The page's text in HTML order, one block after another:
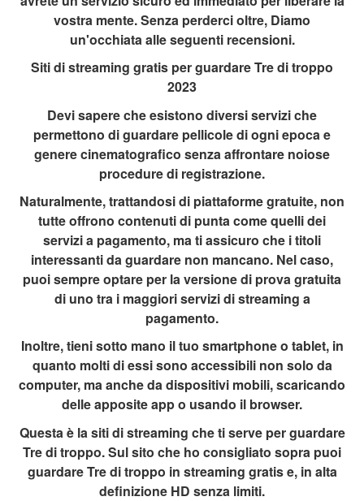
vostra mente. Senza perderci oltre, Diamo
un'occhiata alle seguenti recensioni.
Siti di streaming gratis per guardare Tre di troppo
2023
Devi sapere che esistono diversi servizi che
permettono di guardare pellicole di ogni epoca e
genere cinematografico senza affrontare noiose
procedure di registrazione.
Naturalmente, trattandosi di piattaforme gratuite, non
tutte offrono contenuti di punta come quelli dei
servizi a pagamento, ma ti assicuro che i titoli
interessanti da guardare non mancano. Nel caso,
puoi sempre optare per la versione di prova gratuita
di uno tra i maggiori servizi di streaming a
pagamento.
Inoltre, tieni sotto mano il tuo smartphone o tablet, in
quanto molti di essi sono accessibili non solo da
computer, ma anche da dispositivi mobili, scaricando
delle apposite app o usando il browser.
Questa è la siti di streaming che ti serve per guardare
Tre di troppo. Sul sito che ho consigliato sopra puoi
guardare Tre di troppo in streaming gratis e, in alta
definizione HD senza limiti.